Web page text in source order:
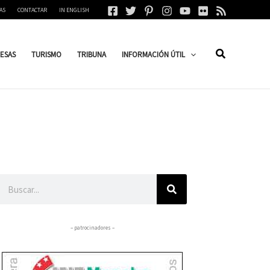
CONTACTAR IN ENGLISH
TURISMO TRIBUNA INFORMACIÓN ÚTIL
– patrocinadores –